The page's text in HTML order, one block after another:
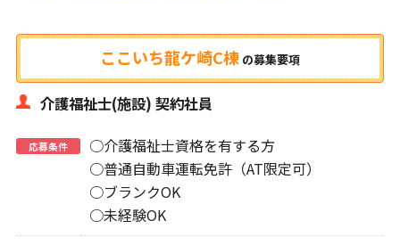
ここいち龍ケ崎C棟 の募集要項
介護福祉士(施設) 契約社員
応募条件
○介護福祉士資格を有する方
○普通自動車運転免許（AT限定可）
○ブランクOK
○未経験OK